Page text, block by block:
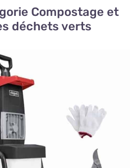
Compostage et
déchets verts